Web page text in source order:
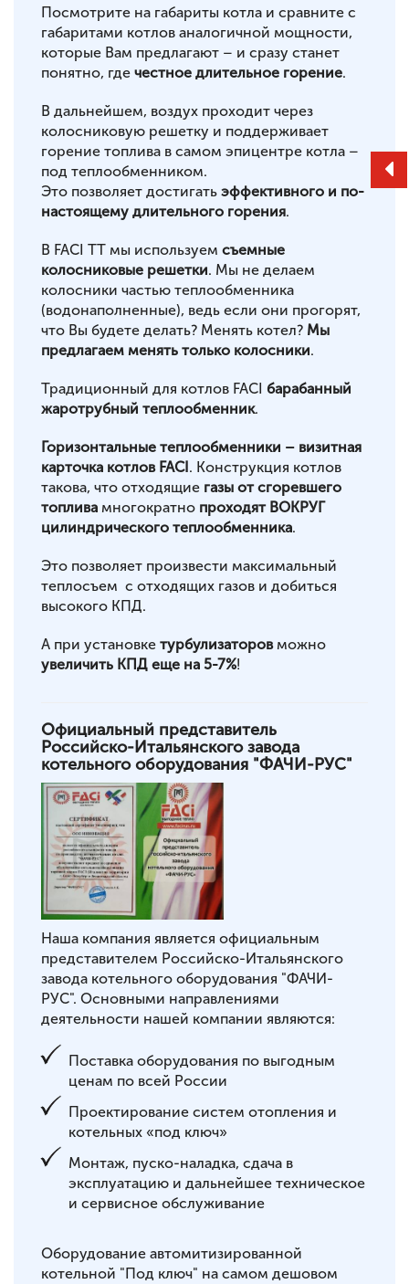
Посмотрите на габариты котла и сравните с
габаритами котлов аналогичной мощности,
которые Вам предлагают – и сразу станет
понятно, где честное длительное горение.
В дальнейшем, воздух проходит через
колосниковую решетку и поддерживает
горение топлива в самом эпицентре котла –
под теплообменником.
Это позволяет достигать эффективного и по-
настоящему длительного горения.
В FACI TT мы используем съемные
колосниковые решетки. Мы не делаем
колосники частью теплообменника
(водонаполненные), ведь если они прогорят,
что Вы будете делать? Менять котел? Мы
предлагаем менять только колосники.
Традиционный для котлов FACI барабанный
жаротрубный теплообменник.
Горизонтальные теплообменники – визитная
карточка котлов FACI . Конструкция котлов
такова, что отходящие газы от сгоревшего
топлива многократно проходят ВОКРУГ
цилиндрического теплообменника.
Это позволяет произвести максимальный
теплосъем с отходящих газов и добиться
высокого КПД.
А при установке турбулизаторовможно
увеличить КПД еще на 5-7%!
Официальный представитель
Российско-Итальянского завода
котельного оборудования "ФАЧИ-РУС"
Наша компания является официальным
представителем Российско-Итальянского
завода котельного оборудования "ФАЧИ-
РУС". Основными направлениями
деятельности нашей компании являются:
Поставка оборудования по выгодным
ценам по всей России
Проектирование систем отопления и
котельных «под ключ»
Монтаж, пуско-наладка, сдача в
эксплуатацию и дальнейшее техническое
и сервисное обслуживание
Оборудование автомитизированной
котельной "Под ключ" на самом дешовом